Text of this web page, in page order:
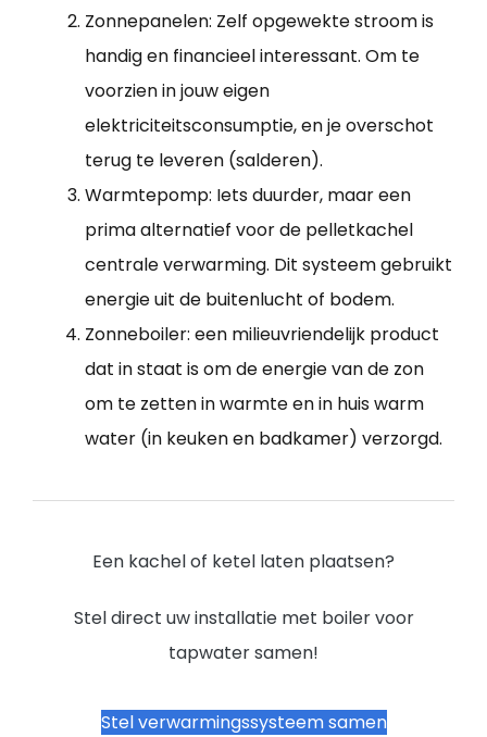
Zonnepanelen: Zelf opgewekte stroom is
handig en financieel interessant. Om te
voorzien in jouw eigen
elektriciteitsconsumptie, en je overschot
terug te leveren (salderen).
Warmtepomp: Iets duurder, maar een
prima alternatief voor de pelletkachel
centrale verwarming. Dit systeem gebruikt
energie uit de buitenlucht of bodem.
Zonneboiler: een milieuvriendelijk product
dat in staat is om de energie van de zon
om te zetten in warmte en in huis warm
water (in keuken en badkamer) verzorgd.
Een kachel of ketel laten plaatsen?
Stel direct uw installatie met boiler voor
tapwater samen!
Stel verwarmingssysteem samen